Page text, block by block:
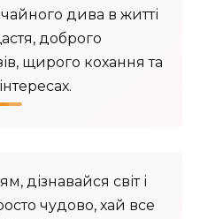
дива в житті
доброго
щирого кохання та
дізнавайся світ і
чудово, хай все